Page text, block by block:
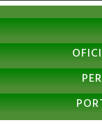
Nota:
este
sitio
web
incluye